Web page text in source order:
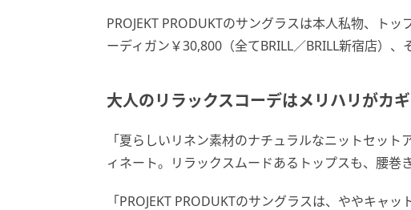
PROJEKT PRODUKTのサングラスは本人私物、ト
ーディガン￥30,800（全てBRILL／BRILL新宿店）、
大人のリラックスコーデはメリハリがカギ
「夏らしいリネン素材のナチュラルなニットセッ
ィネート。リラックスムードあるトップスも、腰巻
「PROJEKT PRODUKTのサングラスは、ややキャ